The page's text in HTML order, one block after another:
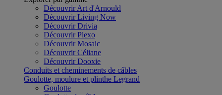
Découvrir Art d'Arnould
Découvrir Living Now
Découvrir Drivia
Découvrir Plexo
Découvrir Mosaic
Découvrir Céliane
Découvrir Dooxie
Conduits et cheminements de câbles
Goulotte, moulure et plinthe Legrand
Goulotte